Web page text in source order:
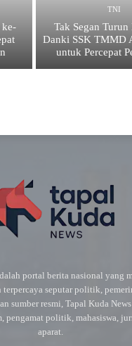
ke-
TNI
Tak Segan Turun
Danki SSK TMMD
untuk Percepat
portal berita nasional yang
terpercaya seputar politik,
sumber resmi, Tapal Kuda
pengamat politik, mahasiswa,
aparat.